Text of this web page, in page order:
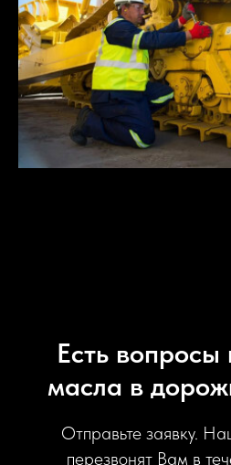
Есть
масла в
Отправьте заявку.
перезвонят Вам в